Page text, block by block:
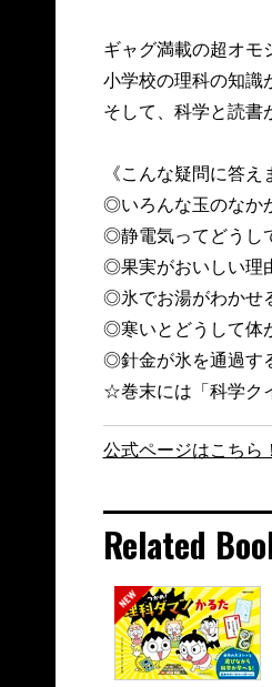
ギャグ満載の超オモ
小学校の理科の知識
そして、科学と読書
《こんな疑問に答え
◎いろんな玉のなか
◎静電気ってどうし
◎果実がおいしい理
◎氷でお湯がわかせ
◎寒いとどうして体
◎針金が氷を通
☆巻末には「科学ク
公式ページはこちら！
Related